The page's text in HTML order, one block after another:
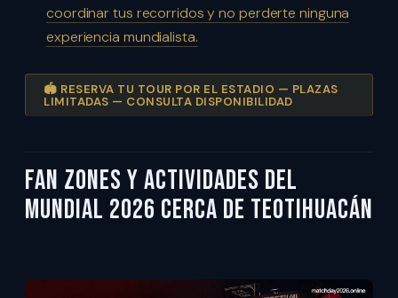
coordinar tus recorridos y no perderte ninguna
experiencia mundialista.
🏟️ RESERVA TU TOUR POR EL ESTADIO — PLAZAS
LIMITADAS — CONSULTA DISPONIBILIDAD
Fan Zones y actividades del
Mundial 2026 cerca de Teotihuacán